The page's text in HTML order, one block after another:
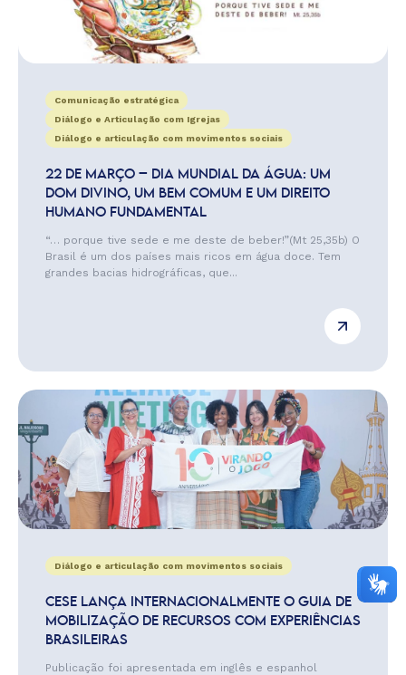
Comunicação estratégica
Diálogo e Articulação com Igrejas
Diálogo e articulação com movimentos sociais
22 DE MARÇO – DIA MUNDIAL DA ÁGUA: UM
DOM DIVINO, UM BEM COMUM E UM DIREITO
HUMANO FUNDAMENTAL
“… porque tive sede e me deste de beber!”(Mt 25,35b) O
Brasil é um dos países mais ricos em água doce. Tem
grandes bacias hidrográficas, que...
Diálogo e articulação com movimentos sociais
CESE LANÇA INTERNACIONALMENTE O GUIA DE
MOBILIZAÇÃO DE RECURSOS COM EXPERIÊNCIAS
BRASILEIRAS
Publicação foi apresentada em inglês e espanhol